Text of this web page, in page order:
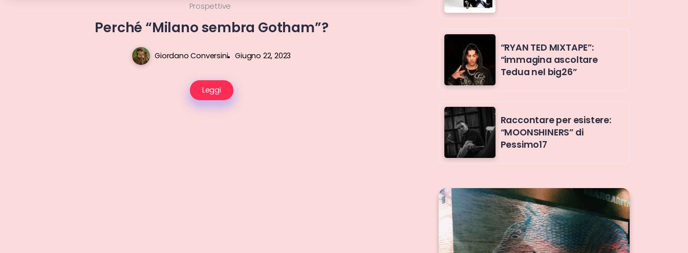
Prospettive
Perché “Milano sembra Gotham”?
Giordano Conversini Giugno 22, 2023
Leggi
“RYAN TED MIXTAPE”:
“immagina ascoltare
Tedua nel big26”
Raccontare per esistere:
“MOONSHINERS” di
Pessimo17